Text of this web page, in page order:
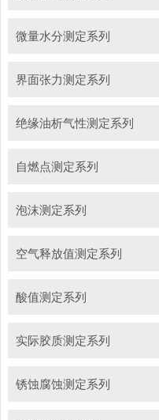
微量水分测定系列
界面张力测定系列
绝缘油析气性测定系列
自燃点测定系列
泡沫测定系列
空气释放值测定系列
酸值测定系列
实际胶质测定系列
锈蚀腐蚀测定系列